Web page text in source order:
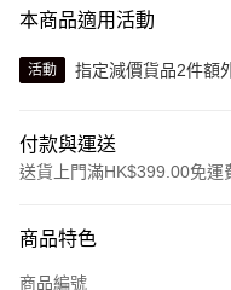
本商品適用活動
活動 指定減價貨品2件額
付款與運送
送貨上門滿HK$399.00免運
信用卡
商品特色
商品編號